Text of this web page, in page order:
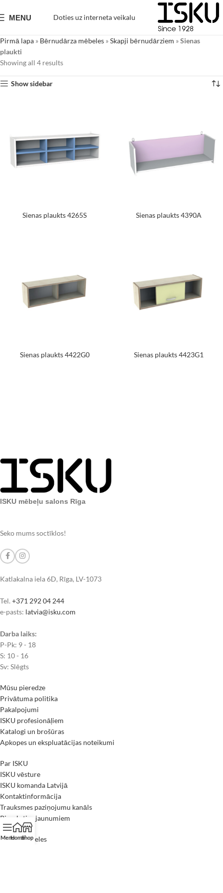
MENU Doties uz interneta veikalu
Pirmā lapa » Bērnudārza mēbeles »Skapji bērnudārziem »Sienas
plaukti
Showing all 4 results
Show sidebar
Sienas plaukts 4265S Sienas plaukts 4390A
Sienas plaukts 4422G0 Sienas plaukts 4423G1
ISKU mēbeļu salons Rīga
Seko mums soctīklos!
Katlakalna iela 6D, Rīga, LV-1073
Tel. +371 292 04 244
e-pasts: latvia@isku.com
Darba laiks:
P-Pk: 9 - 18
S: 10 - 16
Sv: Slēgts
Mūsu pieredze
Privātuma politika
Pakalpojumi
ISKU profesionāļiem
Katalogi un brošūras
Apkopes un ekspluatācijas noteikumi
Par ISKU
ISKU vēsture
ISKU komanda Latvijā
Kontaktinformācija
Trauksmes paziņojumu kanāls
Pieraksties jaunumiem
Skolas mēbeles
MenuHomeShop